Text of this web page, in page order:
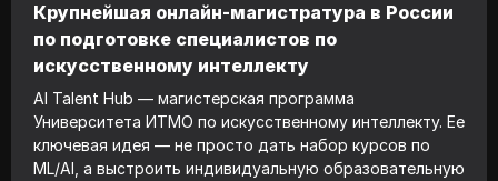
Крупнейшая онлайн-магистратура в России
по подготовке специалистов по
искусственному интеллекту
AI Talent Hub — магистерская программа
Университета ИТМО по искусственному интеллекту. Ее
ключевая идея — не просто дать набор курсов по
ML/AI, а выстроить индивидуальную образовательную